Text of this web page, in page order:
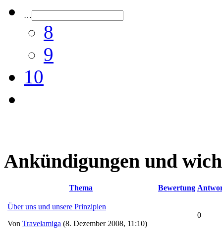
…
8
9
10
Ankündigungen und
Thema Bewertung
Über uns und unsere Prinzipien
Von Travelamiga (8. Dezember 2008, 11:10)
0